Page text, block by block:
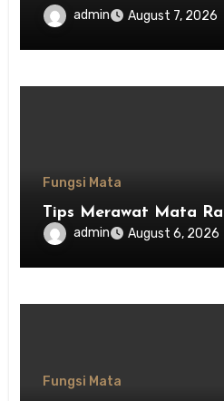
admin August 7, 2026
Fungsi Mata
Tips Merawat Mata
admin August 6, 2026
Fungsi Mata